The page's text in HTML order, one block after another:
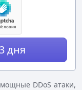
дня
DDoS атаки,